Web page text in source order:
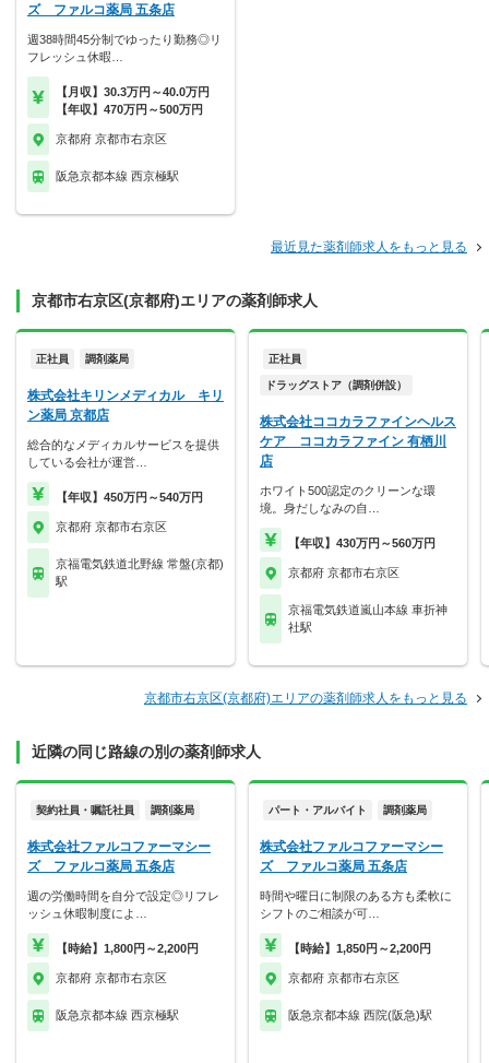
ズ ファルコ薬局 五条店
週38時間45分制でゆったり勤務◎リ
フレッシュ休暇…
【月収】30.3万円～40.0万円
【年収】470万円～500万円
京都府 京都市右京区
阪急京都本線 西京極駅
最近見た薬剤師求人をもっと見る
京都市右京区(京都府)エリアの薬剤師求人
正社員 調剤薬局
株式会社キリンメディカル キリ
ン薬局 京都店
総合的なメディカルサービスを提供
している会社が運営…
【年収】450万円～540万円
京都府 京都市右京区
京福電気鉄道北野線 常盤(京都)
駅
正社員
ドラッグストア（調剤併設）
株式会社ココカラファインヘルス
ケア ココカラファイン 有栖川
店
ホワイト500認定のクリーンな環
境。身だしなみの自…
【年収】430万円～560万円
京都府 京都市右京区
京福電気鉄道嵐山本線 車折神
社駅
京都市右京区(京都府)エリアの薬剤師求人をもっと見る
近隣の同じ路線の別の薬剤師求人
契約社員・嘱託社員 調剤薬局
株式会社ファルコファーマシー
ズ ファルコ薬局 五条店
週の労働時間を自分で設定◎リフレ
ッシュ休暇制度によ…
【時給】1,800円～2,200円
京都府 京都市右京区
阪急京都本線 西京極駅
パート・アルバイト 調剤薬局
株式会社ファルコファーマシー
ズ ファルコ薬局 五条店
時間や曜日に制限のある方も柔軟に
シフトのご相談が可…
【時給】1,850円～2,200円
京都府 京都市右京区
阪急京都本線 西院(阪急)駅